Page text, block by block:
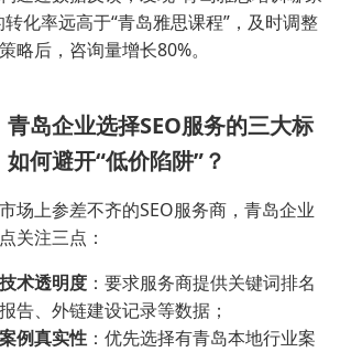
转化率远高于“青岛雅思课程”，及时调整
略后，咨询量增长80%。
青岛企业选择SEO服务的三大标
如何避开“低价陷阱”？
场上参差不齐的SEO服务商，青岛企业
关注三点：
技术透明度 ：要求服务商提供关键词排名
报告、外链建设记录等数据；
案例真实性 ：优先选择有青岛本地行业案